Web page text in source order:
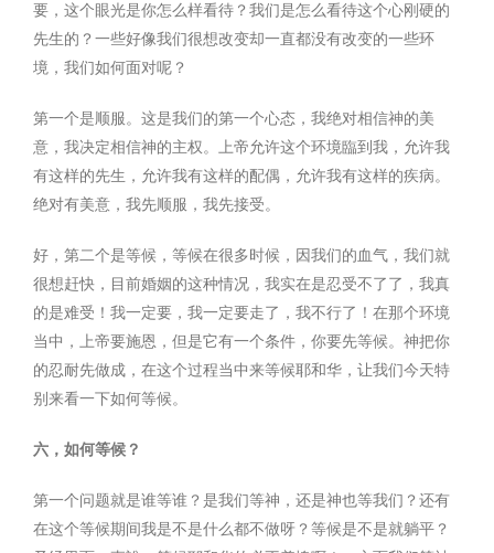
要，这个眼光是你怎么样看待？我们是怎么看待这个心刚硬的
先生的？一些好像我们很想改变却一直都没有改变的一些环
境，我们如何面对呢？
第一个是顺服。这是我们的第一个心态，我绝对相信神的美
意，我决定相信神的主权。上帝允许这个环境臨到我，允许我
有这样的先生，允许我有这样的配偶，允许我有这样的疾病。
绝对有美意，我先顺服，我先接受。
好，第二个是等候，等候在很多时候，因我们的血气，我们就
很想赶快，目前婚姻的这种情况，我实在是忍受不了了，我真
的是难受！我一定要，我一定要走了，我不行了！在那个环境
当中，上帝要施恩，但是它有一个条件，你要先等候。神把你
的忍耐先做成，在这个过程当中来等候耶和华，让我们今天特
别来看一下如何等候。
六，如何等候？
第一个问题就是谁等谁？是我们等神，还是神也等我们？还有
在这个等候期间我是不是什么都不做呀？等候是不是就躺平？